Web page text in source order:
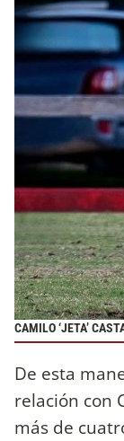
CAMILO ‘JETA’
De esta
relación con
más de